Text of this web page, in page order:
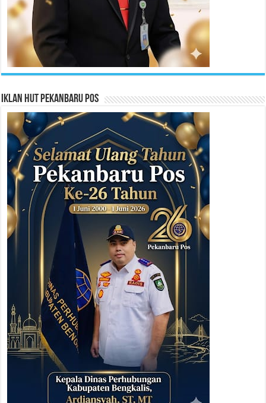
Iklan HUT Pekanbaru Pos